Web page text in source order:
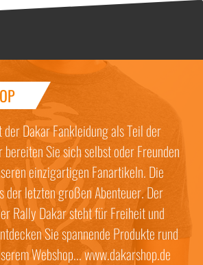
der Dakar Fankleidung als Teil der
Sie sich selbst oder Freunden
einzigartigen Fanartikeln. Die
der letzten großen Abenteuer. Der
Rally Dakar steht für Freiheit und
Sie spannende Produkte rund
Webshop... www.dakarshop.de